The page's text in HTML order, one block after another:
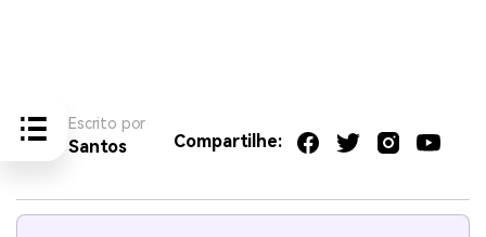
Escrito por
Santos Compartilhe: